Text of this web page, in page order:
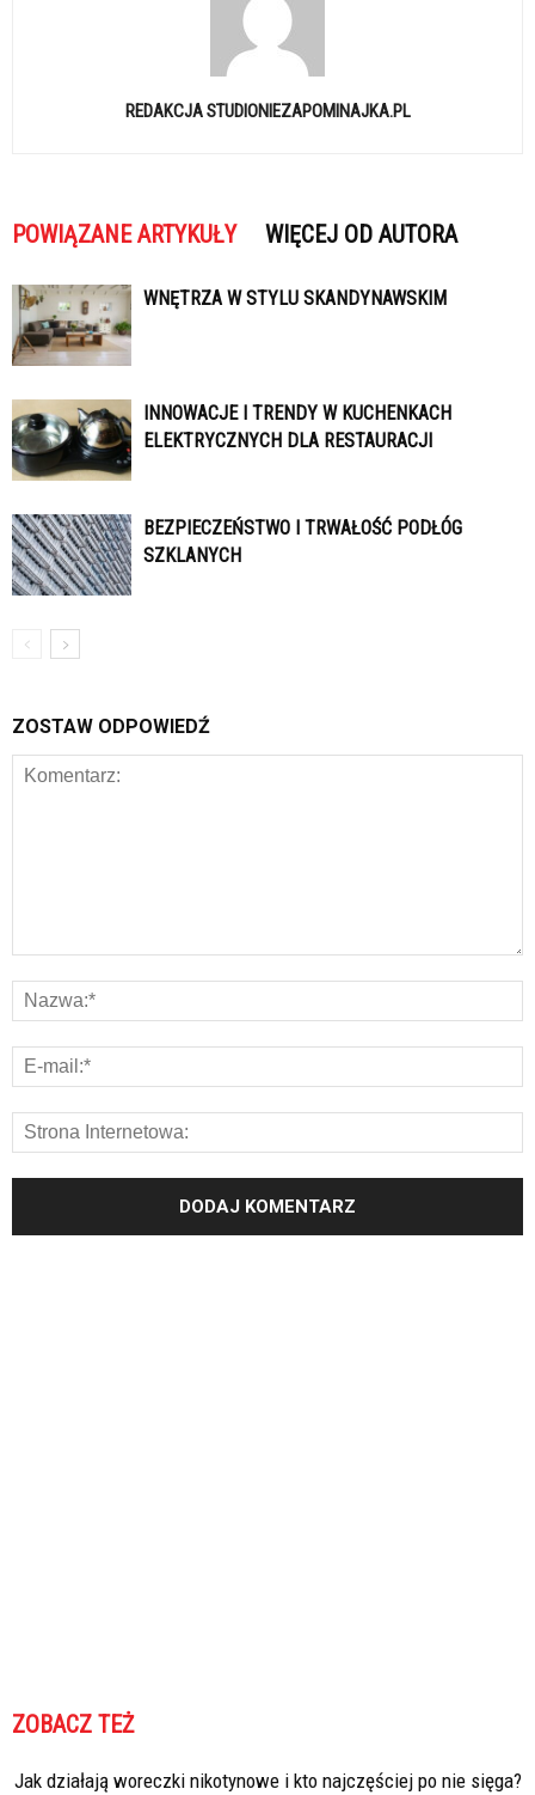
REDAKCJA STUDIONIEZAPOMINAJKA.PL
POWIĄZANE ARTYKUŁY WIĘCEJ OD AUTORA
WNĘTRZA W STYLU SKANDYNAWSKIM
INNOWACJE I TRENDY W KUCHENKACH
ELEKTRYCZNYCH DLA RESTAURACJI
BEZPIECZEŃSTWO I TRWAŁOŚĆ PODŁÓG
SZKLANYCH
ZOSTAW ODPOWIEDŹ
ZOBACZ TEŻ
Jak działają woreczki nikotynowe i kto najczęściej po nie sięga?